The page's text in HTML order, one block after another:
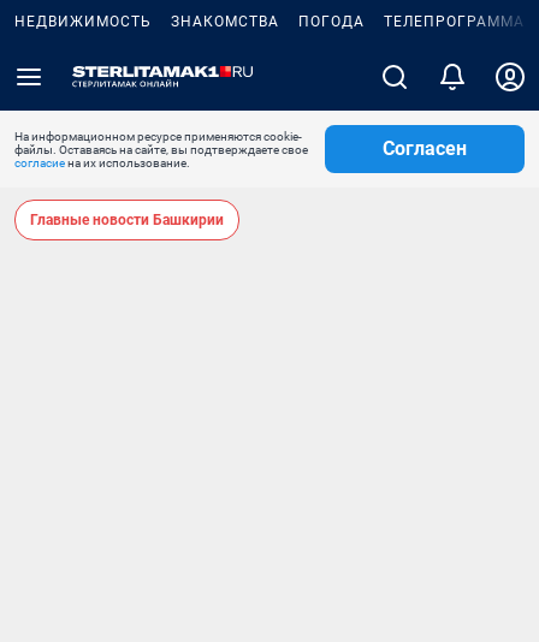
НЕДВИЖИМОСТЬ ЗНАКОМСТВА ПОГОДА ТЕЛЕПРОГРАММА
На информационном ресурсе применяются cookie-
файлы. Оставаясь на сайте, вы подтверждаете свое
согласиена их использование.
Согласен
Главные новости Башкирии